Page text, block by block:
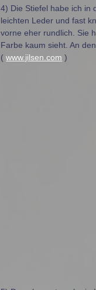
4) Die Stiefel habe ich in
leichten Leder und fast
vorne eher rundlich. Sie
Farbe kaum sieht. An
(www.jilsen.com )